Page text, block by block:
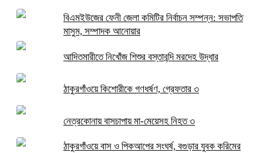
বিএমইউজের ফেনী জেলা কমিটির নির্বাচন সম্পন্ন: সভাপতি
মাসুম, সম্পাদক আনোয়ার
আদিতমারীতে নিখোঁজ শিশুর বস্তাবন্দি মরদেহ উদ্ধার
ঠাকুরগাঁওয়ে কিশোরীকে গণধর্ষণ, গ্রেফতার ৩
নেত্রকোনায় বাসচাপায় মা-মেয়েসহ নিহত ৩
ঠাকুরগাঁওয়ে বাস ও পিকআপের সংঘর্ষ, বগুড়ার যুবক করিমের